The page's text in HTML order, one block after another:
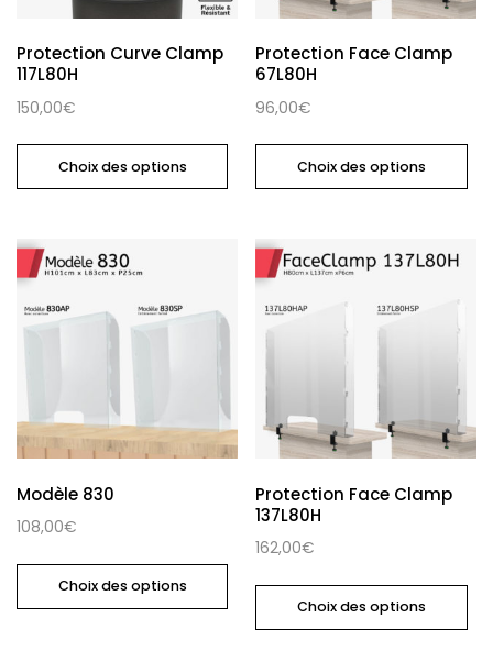
Protection Curve Clamp
117L80H
150,00€
Choix des options
Protection Face Clamp
67L80H
96,00€
Choix des options
Modèle 830
108,00€
Choix des options
Protection Face Clamp
137L80H
162,00€
Choix des options